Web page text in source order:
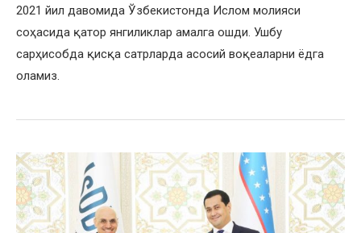
2021 йил давомида Ўзбекистонда Ислом молияси
соҳасида қатор янгиликлар амалга ошди. Ушбу
сарҳисобда қисқа сатрларда асосий воқеаларни ёдга
оламиз.